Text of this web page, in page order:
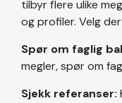
tilbyr flere ulike
og profiler. Velg
Spør om faglig
megler, spør om
Sjekk referanser: